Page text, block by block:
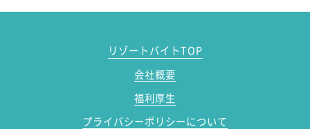
リゾートバイトTOP
会社概要
福利厚生
プライバシーポリシーについて